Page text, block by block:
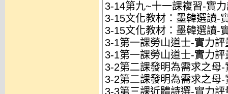
3-14第九~十一課複習-實
3-15文化教材：墨韓選讀-
3-15文化教材：墨韓選讀-
3-1第一課勞山道士-實力評
3-1第一課勞山道士-實力
3-2第二課發明為需求之母
3-2第二課發明為需求之母
3-3第三課近體詩選-實力評